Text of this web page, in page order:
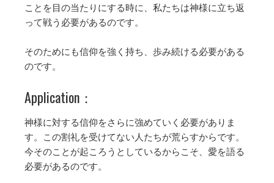
ことを目の当たりにする時に、私たちは神様に立ち返
って戦う必要があるのです。
そのためにも信仰を強く持ち、歩み続ける必要がある
のです。
Application：
神様に対する信仰をさらに強めていく必要がありま
す。この割礼を受けてない人たちが荒らすからです。
今そのことが起ころうとしているからこそ、愛を語る
必要があるのです。